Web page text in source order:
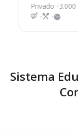
Privado
Sistema